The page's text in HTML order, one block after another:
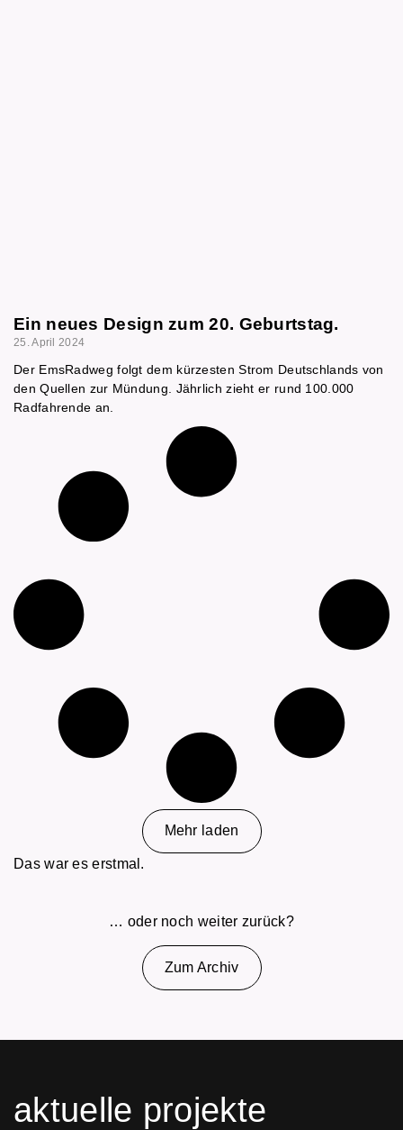
Ein neues Design zum 20. Geburtstag.
25. April 2024
Der EmsRadweg folgt dem kürzesten Strom Deutschlands von
den Quellen zur Mündung. Jährlich zieht er rund 100.000
Radfahrende an.
Mehr laden
Das war es erstmal.
… oder noch weiter zurück?
Zum Archiv
aktuelle projekte